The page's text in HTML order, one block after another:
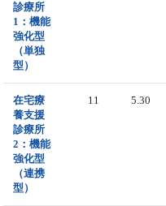
診療所
1：機能
強化型
（単独
型）
在宅療
養支援
診療所
2：機能
強化型
（連携
型）
11 5.30